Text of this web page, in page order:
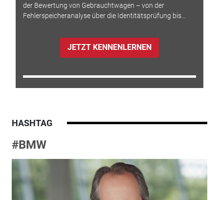
der Bewertung von Gebrauchtwagen – von der
Fehlerspeicheranalyse über die Identitätsprüfung bis...
JETZT KENNENLERNEN
HASHTAG
#BMW